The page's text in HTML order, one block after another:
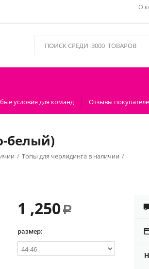
О
условия для команд Отзывы
белый)
/ Топы для черлидинга в наличии /
1 ,250 Р
размер: